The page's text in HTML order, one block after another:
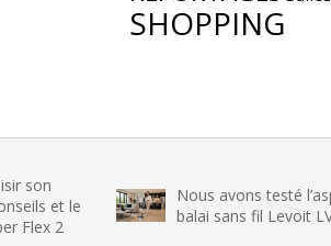
SHOPPING
Nous avons testé l’aspirateur
balai sans fil Levoit LVAC-300